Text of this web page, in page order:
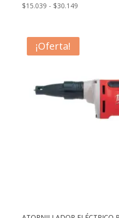
$15.039 - $30.149Rango
$15.039
$30.149
¡Oferta!